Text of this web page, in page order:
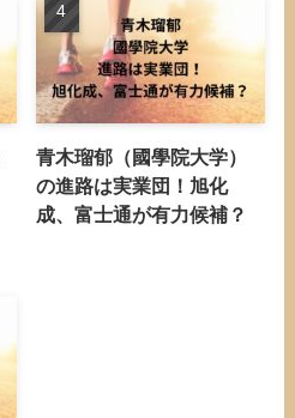
青木瑠郁（國學院大学）
の進路は実業団！旭化
成、富士通が有力候補？